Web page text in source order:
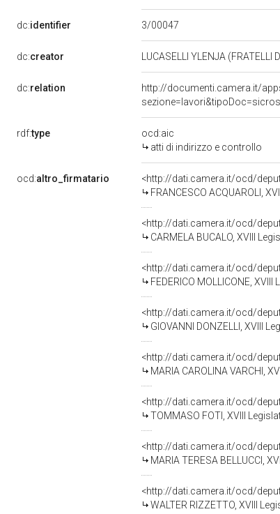
dc:identifier 3/00047
dc:creator LUCASELLI YLENJA (FRATELLI
dc:relation
http://documenti.camera.it/
rdf:type
ocd:aic
atti di indirizzo e controllo
ocd:altro_firmatario
<http://dati.camera.it/ocd/
FRANCESCO ACQUAROLI,
<http://dati.camera.it/ocd/
CARMELA BUCALO, XVIII
<http://dati.camera.it/ocd/
FEDERICO MOLLICONE,
<http://dati.camera.it/ocd/
GIOVANNI DONZELLI, XVIII
<http://dati.camera.it/ocd/
MARIA CAROLINA VARCHI,
<http://dati.camera.it/ocd/
TOMMASO FOTI, XVIII
<http://dati.camera.it/ocd/
MARIA TERESA BELLUCCI,
<http://dati.camera.it/ocd/
WALTER RIZZETTO, XVIII